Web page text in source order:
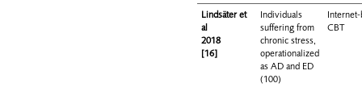
Lindsäter et
al
2018
[16]
Individuals
suffering from
chronic stress,
operationalized
as AD and ED
(100)
CBT